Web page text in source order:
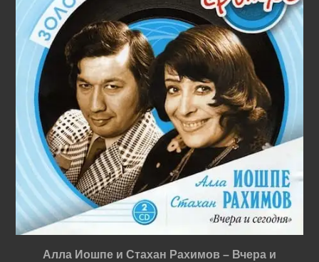
Алла Иошпе и Стахан Рахимов – Вчера и